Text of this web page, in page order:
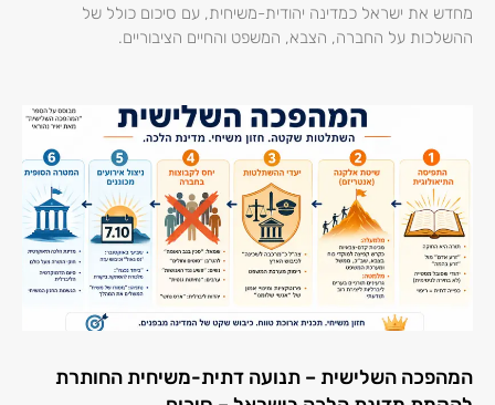
מחדש את ישראל כמדינה יהודית-משיחית, עם סיכום כולל של
ההשלכות על החברה, הצבא, המשפט והחיים הציבוריים.
המהפכה השלישית – תנועה דתית-משיחית החותרת